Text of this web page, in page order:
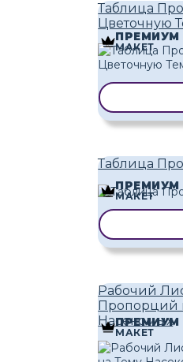
Таблица
Цветочную
ПРЕМИУМ
МАКЕТ
Таблица
ПРЕМИУМ
МАКЕТ
Рабочий
Пропорций
Насекомых
ПРЕМИУМ
МАКЕТ